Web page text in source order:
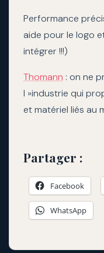
Performance
aide pour le logo
intégrer !!!)
Thomann : on ne
l »industrie qui
et matériel liés au
Partager :
Facebook
WhatsApp